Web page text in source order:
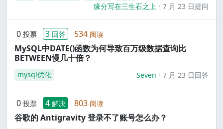
缘分写在三生石之上
7 月 23 日提问
0 投票 3 回答 534 阅读
MySQL中DATE()函数为何导致百万级数据查询比
BETWEEN慢几十倍？
mysql优化 Seven 7 月 23 日回答
0 投票 4 解决 803 阅读
谷歌的 Antigravity 登录不了账号怎么办？